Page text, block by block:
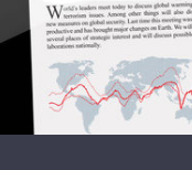
20ÈME
SIÈCLE
RÉUNIONS
DU
CONSEIL
MUNICIPAL
ARRÊTÉS
DÉCISIONS
MAIRE
LES
ÉCOLES
COLLÈGE
ESPACE
JEUNES
11
ENVIRONNEMENT
L'EAU
L'ASSAINISSEMENT
RÉSIDENCE
AUTONOMIE
MUSIQUE
L'ÉCOLE
COMMUNAUTAIRE
DANSE
PISCINE
VOIE
VERTE
VISITES
DÉCOUVERTES
LES
RANDONNÉES
LE